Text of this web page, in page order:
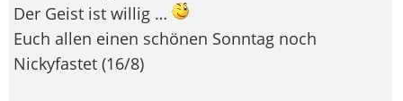
Der Geist ist willig …
Euch allen einen schönen Sonntag noch
Nickyfastet (16/8)